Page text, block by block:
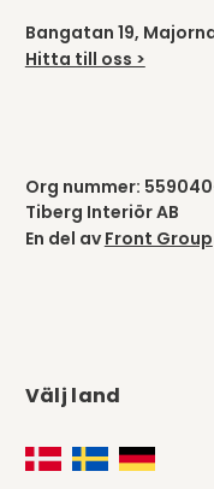
Bangatan 19,
Hitta till oss >
Org nummer:
Tiberg Interiör AB
En del av Front Group
Välj land